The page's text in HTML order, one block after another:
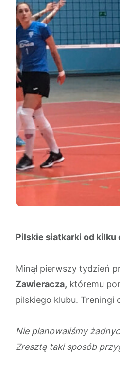
Pilskie siatkarki od kilku
Minął pierwszy tydzień
Zawieracza, któremu
pilskiego klubu. Treningi
Nie planowaliśmy
Zresztą taki sposób